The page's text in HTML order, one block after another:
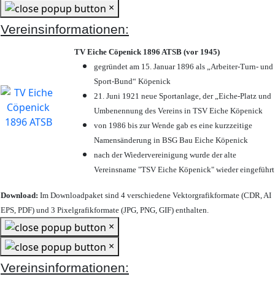
×
Vereinsinformationen:
TV Eiche Cöpenick 1896 ATSB (vor 1945)
gegründet am 15. Januar 1896 als „Arbeiter-Turn- und
Sport-Bund“ Köpenick
21. Juni 1921 neue Sportanlage, der „Eiche-Platz und
Umbenennung des Vereins in TSV Eiche Köpenick
von 1986 bis zur Wende gab es eine kurzzeitige
Namensänderung in BSG Bau Eiche Köpenick
nach der Wiedervereinigung wurde der alte
Vereinsname "TSV Eiche Köpenick" wieder eingeführt
Download: Im Downloadpaket sind 4 verschiedene Vektorgrafikformate (CDR, AI
EPS, PDF) und 3 Pixelgrafikformate (JPG, PNG, GIF) enthalten.
×
×
Vereinsinformationen: